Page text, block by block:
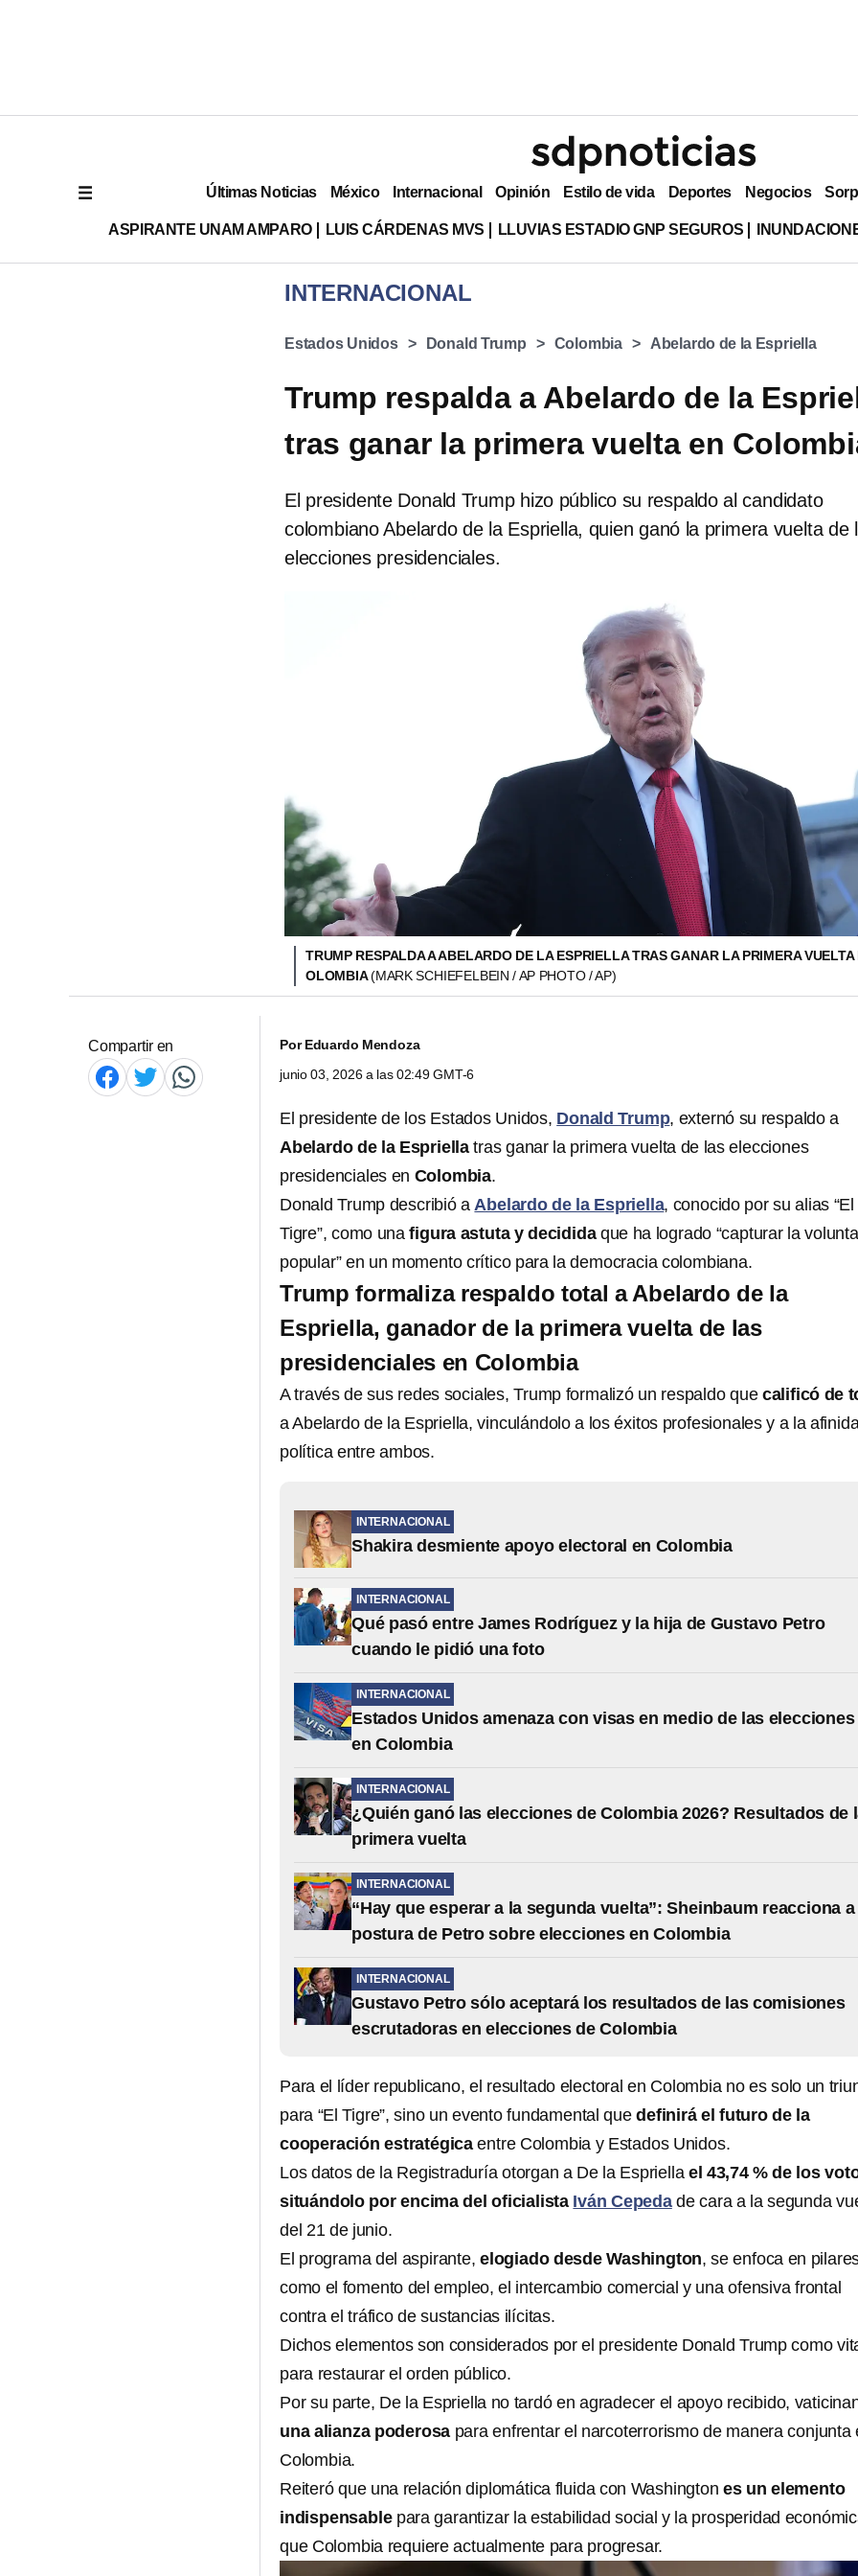
Últimas Noticias México Internacional Opinión Estilo de vida Deportes Negocios
ASPIRANTE UNAM AMPARO LUIS CÁRDENAS MVS LLUVIAS ESTADIO GNP SEGUROS
INTERNACIONAL
Estados Unidos Donald Trump Colombia Abelardo de la Espriella
Trump respalda a Abelardo de la
tras ganar la primera vuelta en
El presidente Donald Trump hizo público su respaldo al candidato
colombiano Abelardo de la Espriella, quien ganó la primera vuelta de
elecciones presidenciales.
TRUMP RESPALDA A ABELARDO DE LA ESPRIELLA TRAS GANAR LA PRIMERA VUELTA
OLOMBIA(MARK SCHIEFELBEIN / AP PHOTO / AP)
Compartir en PorEduardo Mendoza
junio 03, 2026 a las 02:49 GMT-6
El presidente de los Estados Unidos, Donald Trump, externó su respaldo a
Abelardo de la Espriella tras ganar la primera vuelta de las elecciones
presidenciales en Colombia.
Donald Trump describió aAbelardo de la Espriella, conocido por su alias “El
Tigre”, como unafigura astuta y decididaque ha logrado “capturar la
popular” en un momento crítico para la democracia colombiana.
Trump formaliza respaldo total a Abelardo de la
Espriella, ganador de la primera vuelta de las
presidenciales en Colombia
A través de sus redes sociales, Trump formalizó un respaldo que calificó de
a Abelardo de la Espriella, vinculándolo a los éxitos profesionales y a la
política entre ambos.
INTERNACIONAL
Shakira desmiente apoyo electoral en Colombia
INTERNACIONAL
Qué pasó entre James Rodríguez y la hija de Gustavo Petro
cuando le pidió una foto
INTERNACIONAL
Estados Unidos amenaza con visas en medio de las elecciones
en Colombia
INTERNACIONAL
¿Quién ganó las elecciones de Colombia 2026? Resultados de
primera vuelta
INTERNACIONAL
“Hay que esperar a la segunda vuelta”: Sheinbaum reacciona a
postura de Petro sobre elecciones en Colombia
INTERNACIONAL
Gustavo Petro sólo aceptará los resultados de las comisiones
escrutadoras en elecciones de Colombia
Para el líder republicano, el resultado electoral en Colombia no es solo un
para “El Tigre”, sino un evento fundamental quedefinirá el futuro de la
cooperación estratégica entre Colombia y Estados Unidos.
Los datos de la Registraduría otorgan a De la Espriella el 43,74 % de los
situándolo por encima del oficialista Iván Cepedade cara a la segunda
del 21 de junio.
El programa del aspirante, elogiado desde Washington, se enfoca en
como el fomento del empleo, el intercambio comercial y una ofensiva frontal
contra el tráfico de sustancias ilícitas.
Dichos elementos son considerados por el presidente Donald Trump como
para restaurar el orden público.
Por su parte, De la Espriella no tardó en agradecer el apoyo recibido,
una alianza poderosa para enfrentar el narcoterrorismo de manera conjunta
Colombia.
Reiteró que una relación diplomática fluida con Washington es un elemento
indispensablepara garantizar la estabilidad social y la prosperidad
que Colombia requiere actualmente para progresar.